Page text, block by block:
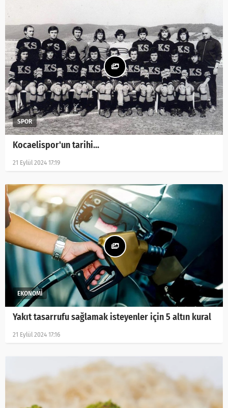
Kocaelispor'un tarihi...
21 Eylül 2024 17:19
Yakıt tasarrufu sağlamak isteyenler için 5 altın kural
21 Eylül 2024 17:16